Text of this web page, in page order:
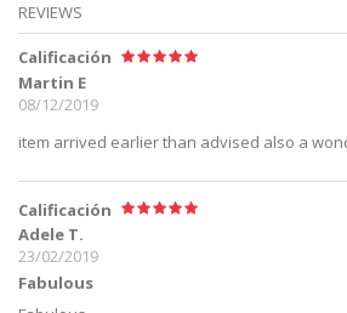
REVIEWS
Calificación
Martin E
08/12/2019
item arrived earlier than advised also a
Calificación
Adele T.
23/02/2019
Fabulous